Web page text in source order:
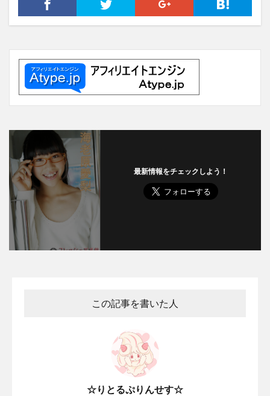
最新情報をチェックしよう！
この記事を書いた人
☆りとるぷりんせす☆